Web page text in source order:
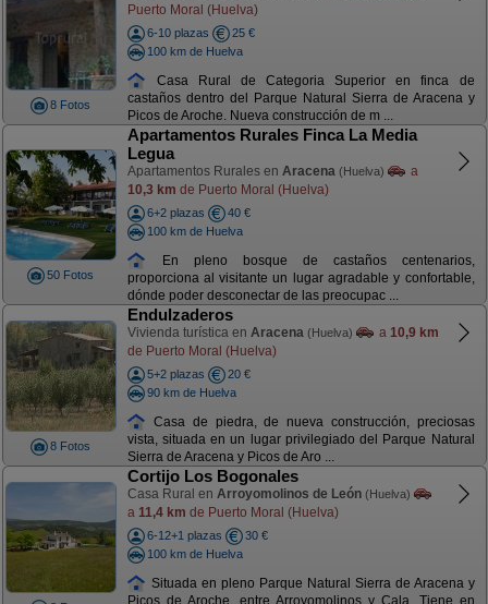
8 Fotos
Puerto Moral (Huelva)
6-10 plazas
25 €
100 km de Huelva
Casa Rural de Categoria Superior en finca de
castaños dentro del Parque Natural Sierra de Aracena y
Picos de Aroche. Nueva construcción de m ...
50 Fotos
Apartamentos Rurales Finca La Media
Legua
Apartamentos Rurales en Aracena (Huelva)
a
10,3 km de Puerto Moral (Huelva)
6+2 plazas
40 €
100 km de Huelva
En pleno bosque de castaños centenarios,
proporciona al visitante un lugar agradable y confortable,
dónde poder desconectar de las preocupac ...
8 Fotos
Endulzaderos
Vivienda turística en Aracena (Huelva) a 10,9 km
de Puerto Moral (Huelva)
5+2 plazas
20 €
90 km de Huelva
Casa de piedra, de nueva construcción, preciosas
vista, situada en un lugar privilegiado del Parque Natural
Sierra de Aracena y Picos de Aro ...
Cortijo Los Bogonales
Casa Rural en Arroyomolinos de León (Huelva)
a 11,4 km de Puerto Moral (Huelva)
6-12+1 plazas
30 €
100 km de Huelva
Situada en pleno Parque Natural Sierra de Aracena y